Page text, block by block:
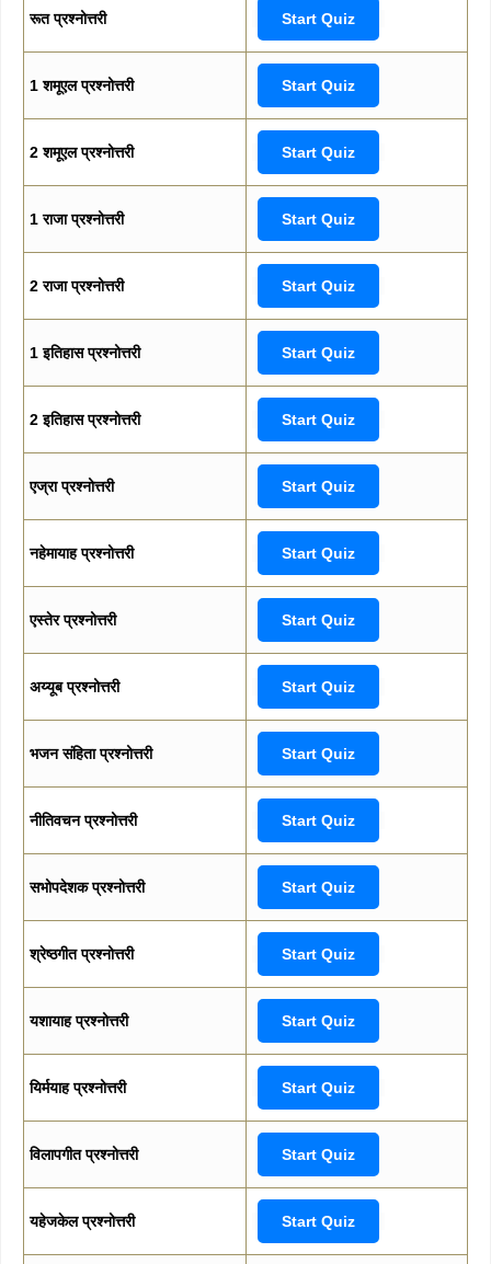
रूत प्रश्नोत्तरी Start Quiz
1 शमूएल प्रश्नोत्तरी Start Quiz
2 शमूएल प्रश्नोत्तरी Start Quiz
1 राजा प्रश्नोत्तरी Start Quiz
2 राजा प्रश्नोत्तरी Start Quiz
1 इतिहास प्रश्नोत्तरी Start Quiz
2 इतिहास प्रश्नोत्तरी Start Quiz
एज्रा प्रश्नोत्तरी Start Quiz
नहेमायाह प्रश्नोत्तरी Start Quiz
एस्तेर प्रश्नोत्तरी Start Quiz
अय्यूब प्रश्नोत्तरी Start Quiz
भजन संहिता प्रश्नोत्तरी Start Quiz
नीतिवचन प्रश्नोत्तरी Start Quiz
सभोपदेशक प्रश्नोत्तरी Start Quiz
श्रेष्ठगीत प्रश्नोत्तरी Start Quiz
यशायाह प्रश्नोत्तरी Start Quiz
यिर्मयाह प्रश्नोत्तरी Start Quiz
विलापगीत प्रश्नोत्तरी Start Quiz
यहेजकेल प्रश्नोत्तरी Start Quiz